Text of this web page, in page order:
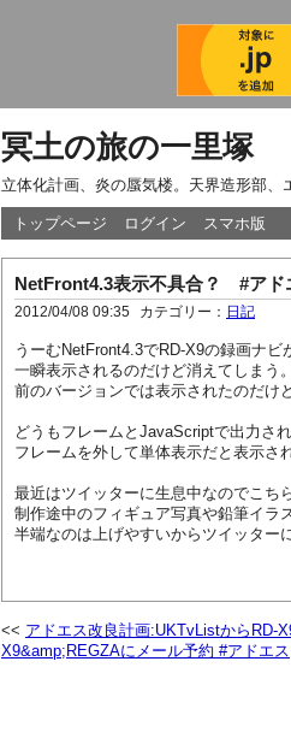
冥土の旅の一里塚
立体化計画、炎の蜃気楼。天界造形部、
トップページ ログイン スマホ版
NetFront4.3表示不具合？ #アド
2012/04/08 09:35 カテゴリー： 日記
うーむNetFront4.3でRD-X9の録画ナビ
一瞬表示されるのだけど消えてしまう。
前のバージョンでは表示されたのだけど
どうもフレームとJavaScriptで出力さ
フレームを外して単体表示だと表示され
最近はツイッターに生息中なのでこち
制作途中のフィギュア写真や鉛筆イラ
半端なのは上げやすいからツイッターに
アドエス改良計画:UKTvListからRD-
X9&amp;REGZAにメール予約 #アドエス